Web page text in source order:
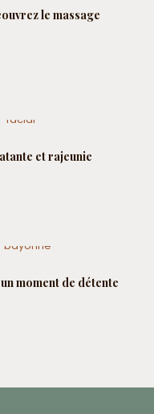
le massage
et rajeunie
moment de détente